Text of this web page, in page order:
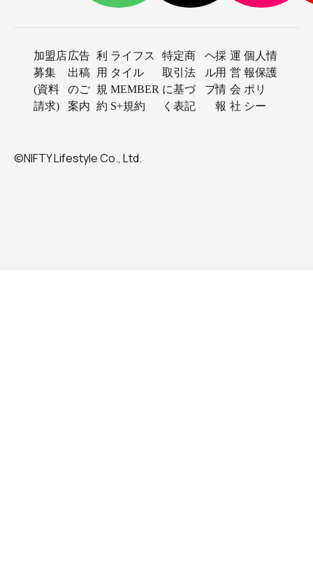
加盟店
募集
(資料
請求)
広告
出稿
のご
案内
利
用
規
約
ライフス
タイル
MEMBER
S+規約
特定商
取引法
に基づ
く表記
ヘ
ル
プ
採
用
情
報
運
営
会
社
個人情
報保護
ポリ
シー
©NIFTY Lifestyle Co., Ltd.